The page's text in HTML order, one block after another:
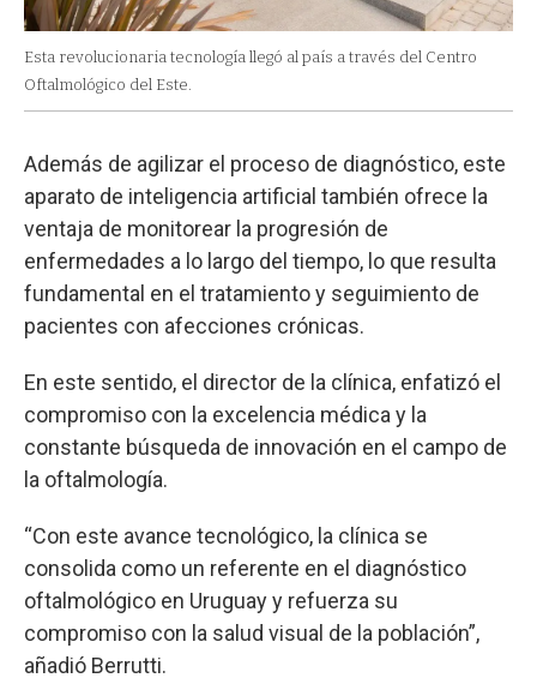
Esta revolucionaria tecnología llegó al país a través del Centro
Oftalmológico del Este.
Además de agilizar el proceso de diagnóstico, este
aparato de inteligencia artificial también ofrece la
ventaja de monitorear la progresión de
enfermedades a lo largo del tiempo, lo que resulta
fundamental en el tratamiento y seguimiento de
pacientes con afecciones crónicas.
En este sentido, el director de la clínica, enfatizó el
compromiso con la excelencia médica y la
constante búsqueda de innovación en el campo de
la oftalmología.
“Con este avance tecnológico, la clínica se
consolida como un referente en el diagnóstico
oftalmológico en Uruguay y refuerza su
compromiso con la salud visual de la población”,
añadió Berrutti.